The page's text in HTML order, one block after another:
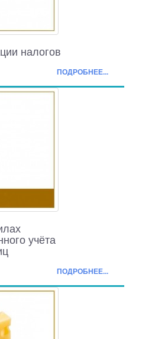
налогов
ПОДРОБНЕЕ...
учёта
ПОДРОБНЕЕ...